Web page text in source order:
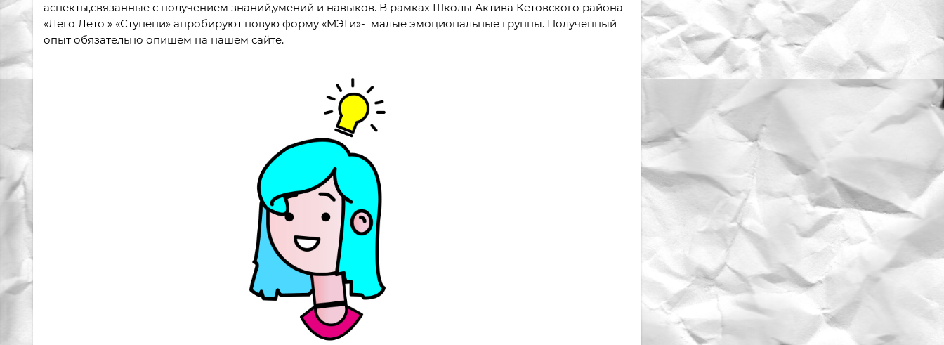
аспекты,связанные с получением знаний,умений и навыков. В рамках Школы Актива Кетовского района
«Лего Лето » «Ступени» апробируют новую форму «МЭГи»- малые эмоциональные группы. Полученный
опыт обязательно опишем на нашем сайте.